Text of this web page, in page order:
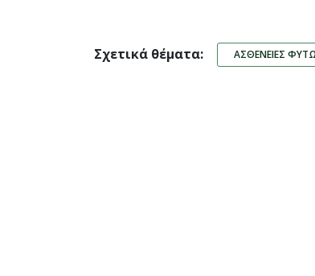
Σχετικά θέματα: ΑΣΘΈΝΕΙΕΣ